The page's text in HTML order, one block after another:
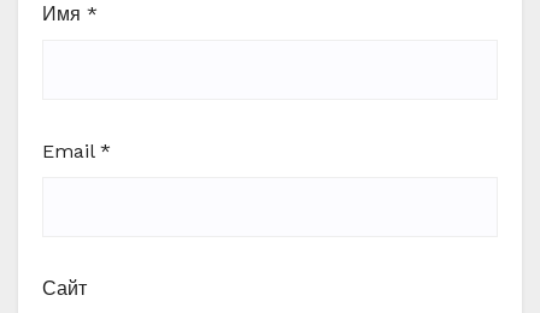
Имя *
Email *
Сайт